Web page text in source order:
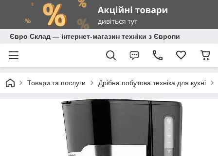
Євро Склад — інтернет-магазин техніки з Європи
Товари та послуги Дрібна побутова техніка для кухні